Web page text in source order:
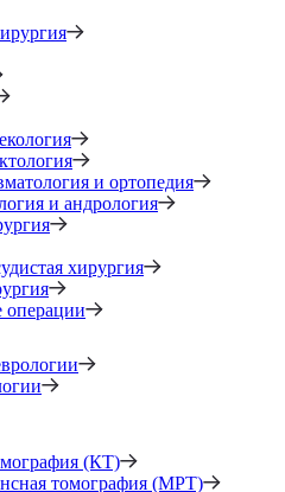
и ортопедия
и андрология
хирургия
операции
(КТ)
томография (МРТ)